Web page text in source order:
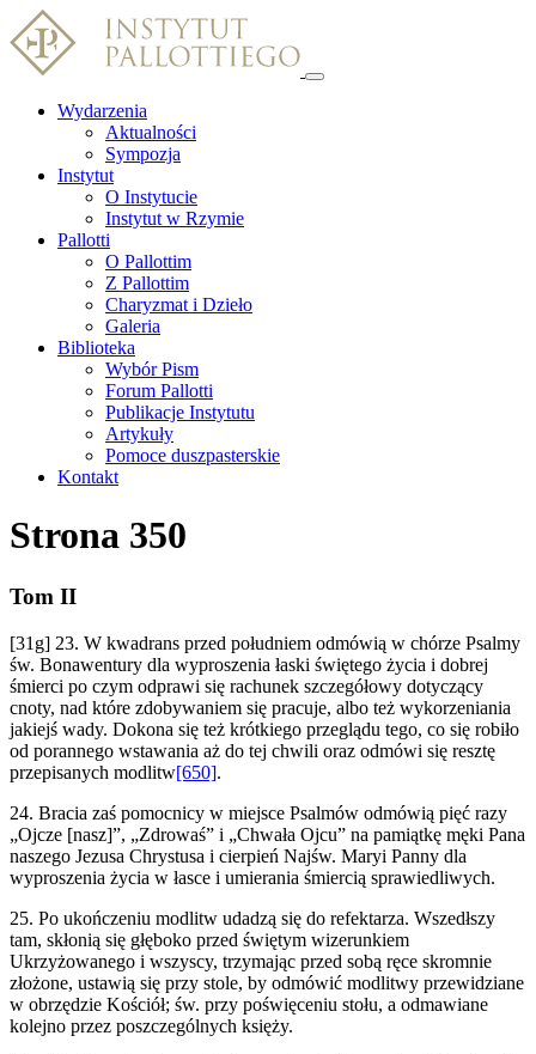
Wydarzenia
Aktualności
Sympozja
Instytut
O Instytucie
Instytut w Rzymie
Pallotti
O Pallottim
Z Pallottim
Charyzmat i Dzieło
Galeria
Biblioteka
Wybór Pism
Forum Pallotti
Publikacje Instytutu
Artykuły
Pomoce duszpasterskie
Kontakt
Strona 350
Tom II
[31g] 23. W kwadrans przed południem odmówią w chórze Psalmy
św. Bonawentury dla wyproszenia łaski świętego życia i dobrej
śmierci po czym odprawi się rachunek szczegółowy dotyczący
cnoty, nad które zdobywaniem się pracuje, albo też wykorzeniania
jakiejś wady. Dokona się też krótkiego przeglądu tego, co się robiło
od porannego wstawania aż do tej chwili oraz odmówi się resztę
przepisanych modlitw[650].
24. Bracia zaś pomocnicy w miejsce Psalmów odmówią pięć razy
„Ojcze [nasz]”, „Zdrowaś” i „Chwała Ojcu” na pamiątkę męki Pana
naszego Jezusa Chrystusa i cierpień Najśw. Maryi Panny dla
wyproszenia życia w łasce i umierania śmiercią sprawiedliwych.
25. Po ukończeniu modlitw udadzą się do refektarza. Wszedłszy
tam, skłonią się głęboko przed świętym wizerunkiem
Ukrzyżowanego i wszyscy, trzymając przed sobą ręce skromnie
złożone, ustawią się przy stole, by odmówić modlitwy przewidziane
w obrzędzie Kościół; św. przy poświęceniu stołu, a odmawiane
kolejno przez poszczególnych księży.